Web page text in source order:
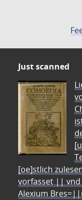
Just scanned
[oe]stlich
vorfasset || vnd
Alexium